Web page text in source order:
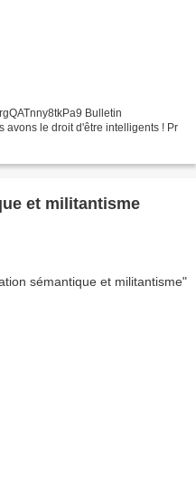
Bulletin
avons le droit d'être intelligents ! Pr
et militantisme